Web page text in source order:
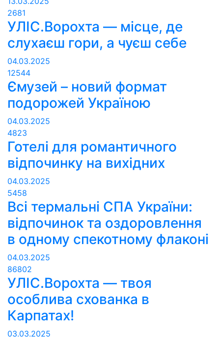
2681
УЛІС.Ворохта — місце, де
слухаєш гори, а чуєш себе
04.03.2025
12544
Ємузей – новий формат
подорожей Україною
04.03.2025
4823
Готелі для романтичного
відпочинку на вихідних
04.03.2025
5458
Всі термальні СПА України:
відпочинок та оздоровлення
в одному спекотному флаконі
04.03.2025
86802
УЛІС.Ворохта — твоя
особлива схованка в
Карпатах!
03.03.2025